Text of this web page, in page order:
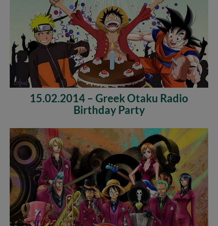
15.02.2014 – Greek Otaku Radio
Birthday Party